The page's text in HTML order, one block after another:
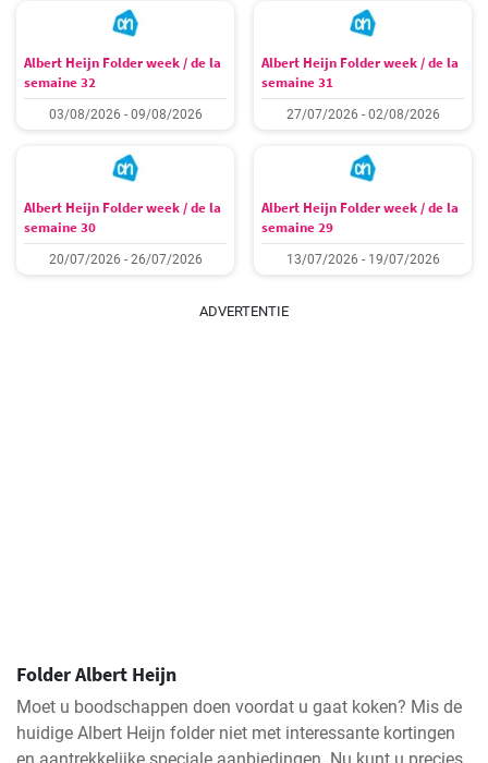
Albert Heijn Folder week / de la
semaine 32
03/08/2026 - 09/08/2026
Albert Heijn Folder week / de la
semaine 31
27/07/2026 - 02/08/2026
Albert Heijn Folder week / de la
semaine 30
20/07/2026 - 26/07/2026
Albert Heijn Folder week / de la
semaine 29
13/07/2026 - 19/07/2026
ADVERTENTIE
Folder Albert Heijn
Moet u boodschappen doen voordat u gaat koken? Mis de
huidige Albert Heijn folder niet met interessante kortingen